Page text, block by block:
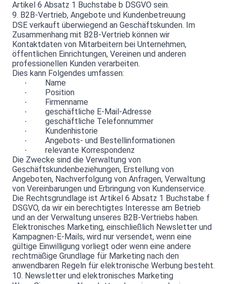
Artikel 6 Absatz 1 Buchstabe b DSGVO sein.
9. B2B-Vertrieb, Angebote und Kundenbetreuung
DSE verkauft überwiegend an Geschäftskunden. Im
Zusammenhang mit B2B-Vertrieb können wir
Kontaktdaten von Mitarbeitern bei Unternehmen,
öffentlichen Einrichtungen, Vereinen und anderen
professionellen Kunden verarbeiten.
Dies kann Folgendes umfassen:
· Name
· Position
· Firmenname
· geschäftliche E-Mail-Adresse
· geschäftliche Telefonnummer
· Kundenhistorie
· Angebots- und Bestellinformationen
·
relevante Korrespondenz
Die Zwecke sind die Verwaltung von
Geschäftskundenbeziehungen, Erstellung von
Angeboten, Nachverfolgung von Anfragen, Verwaltung
von Vereinbarungen und Erbringung von Kundenservice.
Die Rechtsgrundlage ist Artikel 6 Absatz 1 Buchstabe f
DSGVO, da wir ein berechtigtes Interesse am Betrieb
und an der Verwaltung unseres B2B-Vertriebs haben.
Elektronisches Marketing, einschließlich Newsletter und
Kampagnen-E-Mails, wird nur versendet, wenn eine
gültige Einwilligung vorliegt oder wenn eine andere
rechtmäßige Grundlage für Marketing nach den
anwendbaren Regeln für elektronische Werbung besteht.
10. Newsletter und elektronisches Marketing